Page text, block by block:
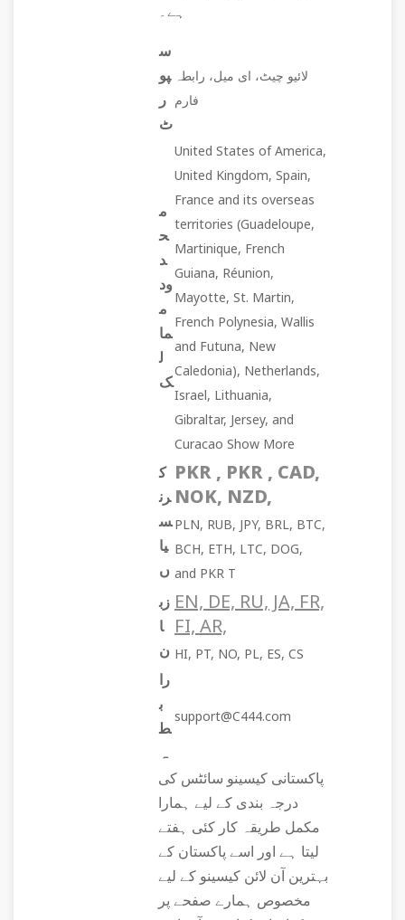
ہے۔
س
پو
ر
ٹ
لائیو چیٹ، ای میل، رابطہ
فارم
م
ح
د
ود
م
ما
ل
ک
United States of America,
United Kingdom, Spain,
France and its overseas
territories (Guadeloupe,
Martinique, French
Guiana, Réunion,
Mayotte, St. Martin,
French Polynesia, Wallis
and Futuna, New
Caledonia), Netherlands,
Israel, Lithuania,
Gibraltar, Jersey, and
Curacao Show More
ک
رن
س
یا
ں
PKR , PKR , CAD,
NOK, NZD,
PLN, RUB, JPY, BRL, BTC,
BCH, ETH, LTC, DOG,
and PKR T
زب
ا
ن
EN, DE, RU, JA, FR,
FI, AR,
HI, PT, NO, PL, ES, CS
را
ب
ط
ہ
support@C444.com
پاکستانی کیسینو سائٹس کی
درجہ بندی کے لیے ہمارا
مکمل طریقہ کار کئی ہفتے
لیتا ہے اور اسے پاکستان کے
بہترین آن لائن کیسینو کے لیے
مخصوص ہمارے صفحے پر